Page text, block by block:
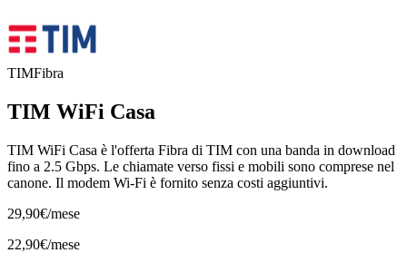
TIMFibra
TIM WiFi Casa
TIM WiFi Casa è l'offerta Fibra di TIM con una banda in download
fino a 2.5 Gbps. Le chiamate verso fissi e mobili sono comprese nel
canone. Il modem Wi-Fi è fornito senza costi aggiuntivi.
29,90€/mese
22,90€/mese